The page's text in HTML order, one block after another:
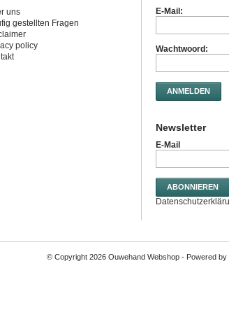
uns
gestellten Fragen
policy
E-Mail:
Wachtwoord:
ANMELDEN
Newsletter
E-Mail
ABONNIEREN
© Copyright 2026 Ouwehand Webshop - Powered by